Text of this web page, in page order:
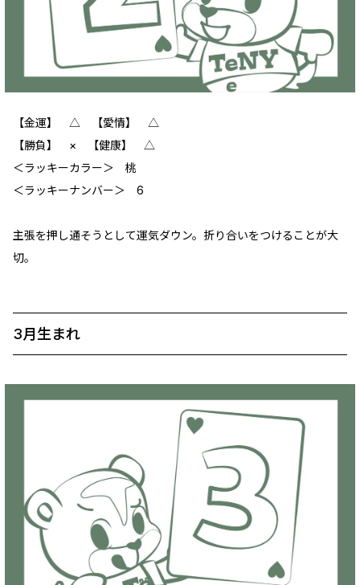
【金運】 △ 【愛情】 △
【勝負】 × 【健康】 △
＜ラッキーカラー＞ 桃
＜ラッキーナンバー＞ 6
主張を押し通そうとして運気ダウン。折り合いをつけることが大
切。
3月生まれ